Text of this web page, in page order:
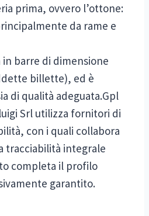
prima, ovvero l’ottone:
da rame e
in barre di dimensione
billette), ed è
di qualità adeguata.Gpl
Srl utilizza fornitori di
con i quali collabora
tracciabilità integrale
completa il profilo
garantito.